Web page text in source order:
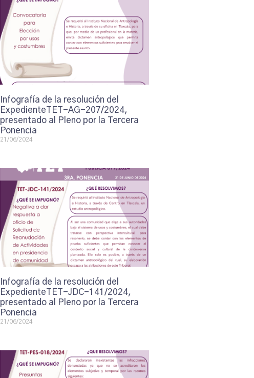
Infografía de la resolución del
ExpedienteTET-AG-207/2024,
presentado al Pleno por la Tercera
Ponencia
21/06/2024
Infografía de la resolución del
ExpedienteTET-JDC-141/2024,
presentado al Pleno por la Tercera
Ponencia
21/06/2024